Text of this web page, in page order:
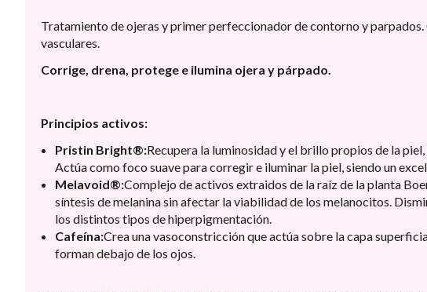
Tratamiento de ojeras y primer perfeccionador de contorno y
vasculares.
Corrige, drena, protege e ilumina ojera y párpado.
Principios activos:
Pristin Bright®:Recupera la luminosidad y el brillo propios de la
Actúa como foco suave para corregir e iluminar la piel, siendo un
Melavoid®:Complejo de activos extraidos de la raíz de la planta
síntesis de melanina sin afectar la viabilidad de los melanocitos.
los distintos tipos de hiperpigmentación.
Cafeína:Crea una vasoconstricción que actúa sobre la capa
forman debajo de los ojos.